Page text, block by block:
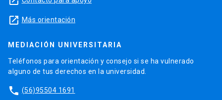
launch Más orientación
MEDIACIÓN UNIVERSITARIA
Teléfonos para orientación y consejo si se ha vulnerado
alguno de tus derechos en la universidad.
phone (56)95504 1691